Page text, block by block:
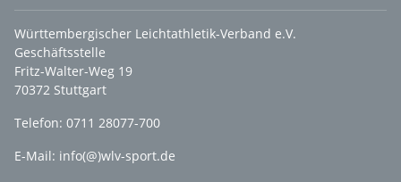
Württembergischer Leichtathletik-Verband e.V.
Geschäftsstelle
Fritz-Walter-Weg 19
70372 Stuttgart
Telefon: 0711 28077-700
E-Mail: info(@)wlv-sport.de